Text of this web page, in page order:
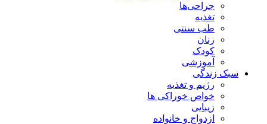
جراحی‌ها
تغذیه
طب سنتی
زنان
کودک
آموزشی
سبک زندگی
رژیم و تغذیه
خواص خوراکی ها
زیبایی
ازدواج و خانواده